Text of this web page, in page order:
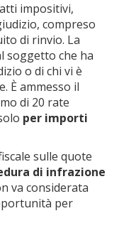
impositivi,
compreso
di rinvio. La
soggetto che ha
o di chi vi è
È ammesso il
di 20 rate
per importi
sulle quote
di infrazione
va considerata
per